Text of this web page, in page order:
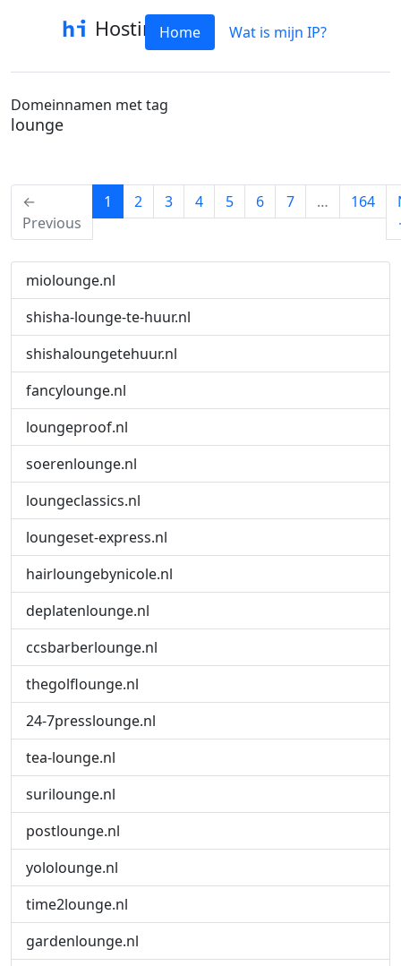
HostinfoHome Wat is mijn IP?
Domeinnamen met tag
lounge
←
Previous
1 (current)
2 3 4 5 6 7 … 164
miolounge.nl
shisha-lounge-te-huur.nl
shishaloungetehuur.nl
fancylounge.nl
loungeproof.nl
soerenlounge.nl
loungeclassics.nl
loungeset-express.nl
hairloungebynicole.nl
deplatenlounge.nl
ccsbarberlounge.nl
thegolflounge.nl
24-7presslounge.nl
tea-lounge.nl
surilounge.nl
postlounge.nl
yololounge.nl
time2lounge.nl
gardenlounge.nl